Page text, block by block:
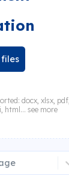
files
docx, xlsx, pdf,
html... see more